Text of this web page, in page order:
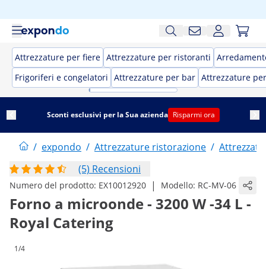
Attrezzature per fiere Attrezzature per ristoranti
Frigoriferi e congelatori Attrezzature per bar Attrezzature
Sconti esclusivi per la Sua azienda Risparmi ora
/ expondo / Attrezzature ristorazione /
(5) Recensioni
Numero del prodotto: EX10012920 | Modello: RC-MV-06
Forno a microonde - 3200 W -34 L -
Royal Catering
1/4